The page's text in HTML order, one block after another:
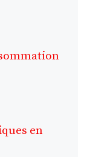
en